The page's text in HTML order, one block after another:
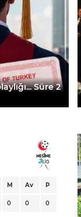
Süre 2
M Av P
0 0 0